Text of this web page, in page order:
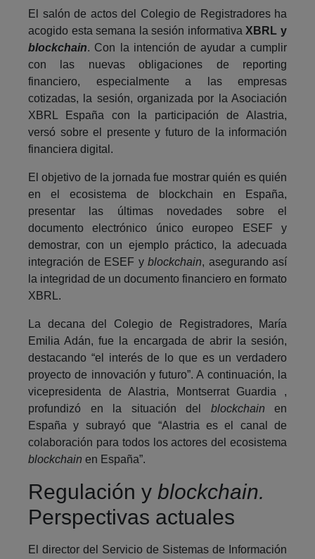
El salón de actos del Colegio de Registradores ha
acogido esta semana la sesión informativaXBRL y
blockchain. Con la intención de ayudar a cumplir
con las nuevas obligaciones de reporting
financiero, especialmente a las empresas
cotizadas, la sesión, organizada por la Asociación
XBRL España con la participación de Alastria,
versó sobre el presente y futuro de la información
financiera digital.
El objetivo de la jornada fue mostrar quién es quién
en el ecosistema de blockchain en España,
presentar las últimas novedades sobre el
documento electrónico único europeo ESEF y
demostrar, con un ejemplo práctico, la adecuada
integración de ESEF y blockchain, asegurando así
la integridad de un documento financiero en formato
XBRL.
La decana del Colegio de Registradores, María
Emilia Adán, fue la encargada de abrir la sesión,
destacando “el interés de lo que es un verdadero
proyecto de innovación y futuro”. A continuación, la
vicepresidenta de Alastria, Montserrat Guardia ,
profundizó en la situación del blockchain en
España y subrayó que “Alastria es el canal de
colaboración para todos los actores del ecosistema
blockchain en España”.
Regulación y blockchain.
Perspectivas actuales
El director del Servicio de Sistemas de Información